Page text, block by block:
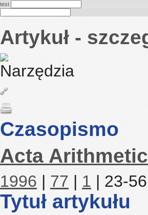
test
Artykuł -
Czasopismo
Acta
1996 | 77 | 1 | 23-56
Tytuł artykułu